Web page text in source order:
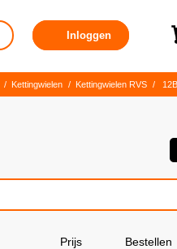
Inloggen
/ Kettingwielen / Kettingwielen RVS /
Prijs Bestellen